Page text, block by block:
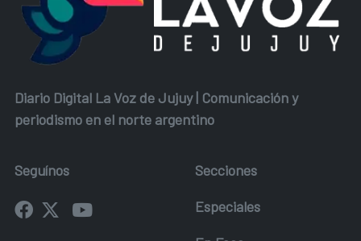
Diario Digital La Voz de Jujuy | Comunicación y
periodismo en el norte argentino
Seguínos Secciones
Especiales